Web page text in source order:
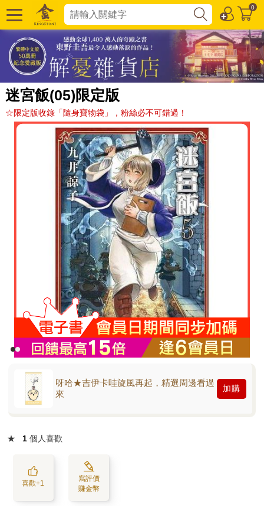
0
迷宮飯(05)限定版
☆限定版收錄「隨身寶物袋」，粉絲必不可錯過！
呀哈★吉伊卡哇旋風再起，精選周邊看過
來
加購
★ 1 個人喜歡
喜歡+1
寫評價
賺金幣